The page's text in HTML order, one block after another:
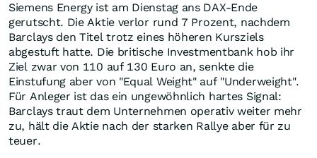
Siemens Energy ist am Dienstag ans DAX-Ende
gerutscht. Die Aktie verlor rund 7 Prozent, nachdem
Barclays den Titel trotz eines höheren Kursziels
abgestuft hatte. Die britische Investmentbank hob ihr
Ziel zwar von 110 auf 130 Euro an, senkte die
Einstufung aber von "Equal Weight" auf "Underweight".
Für Anleger ist das ein ungewöhnlich hartes Signal:
Barclays traut dem Unternehmen operativ weiter mehr
zu, hält die Aktie nach der starken Rallye aber für zu
teuer.